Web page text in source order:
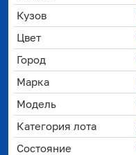
Кузов
Цвет
Город
Марка
Модель
Категория лота
Состояние